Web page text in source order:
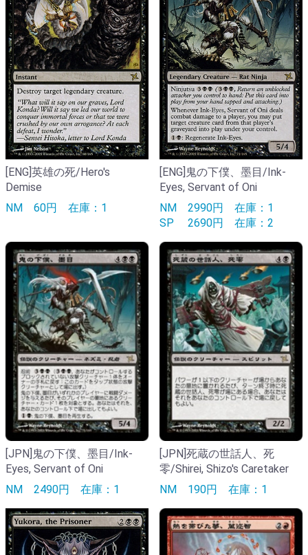
[ENG]英雄の死/Hero's
Demise
NM 60円 在庫：1
[ENG]鬼の下僕、墨目/Ink-
Eyes, Servant of Oni
NM 2990円 在庫：1
SP
2690円 在庫：2
[JPN]鬼の下僕、墨目/Ink-
Eyes, Servant of Oni
NM 2490円 在庫：1
[JPN]死蔵の世話人、死
零/Shirei, Shizo's Caretaker
NM 190円 在庫：1